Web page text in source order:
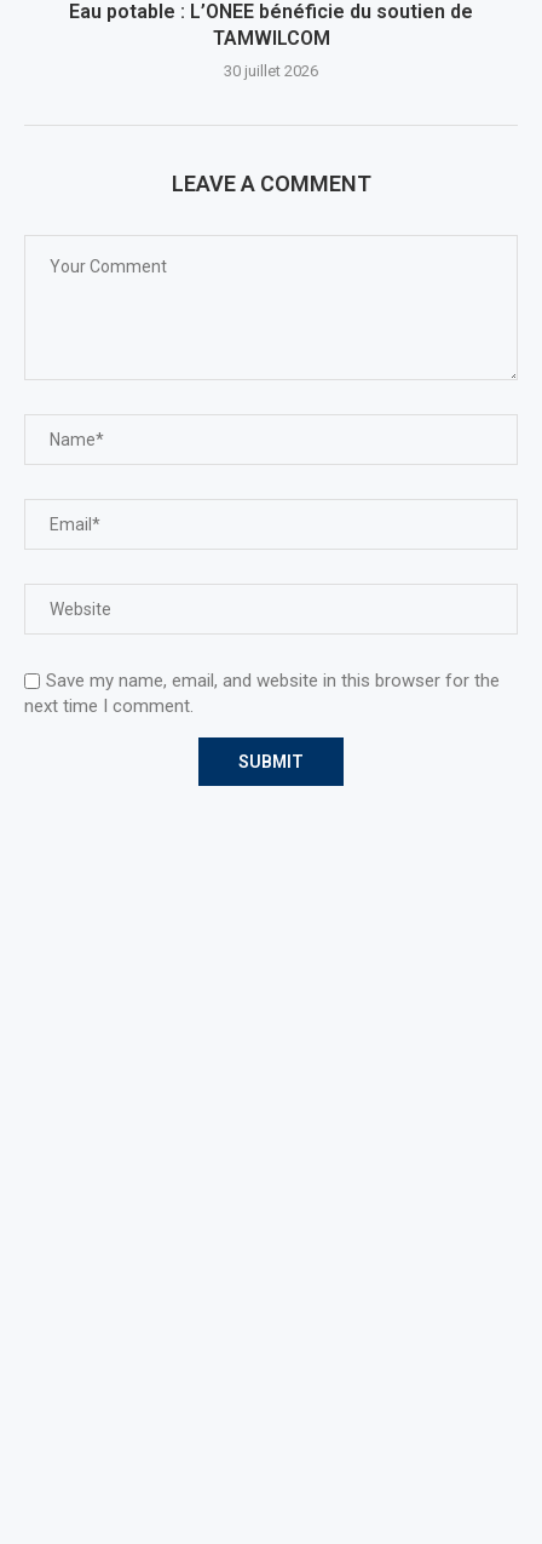
Eau potable : L’ONEE bénéficie du soutien de
TAMWILCOM
30 juillet 2026
LEAVE A COMMENT
Save my name, email, and website in this browser for the
next time I comment.